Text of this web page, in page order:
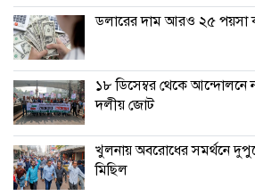
ডলারের দাম আরও ২৫ পয়সা
১৮ ডিসেম্বর থেকে আন্দোলনে
দলীয় জোট
খুলনায় অবরোধের সমর্থনে
মিছিল